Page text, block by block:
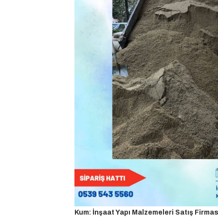
Kum: İnşaat Yapı Malzemeleri Satış